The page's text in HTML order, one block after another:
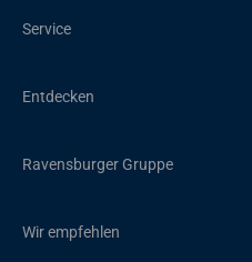
Service
Entdecken
Ravensburger Gruppe
Wir empfehlen